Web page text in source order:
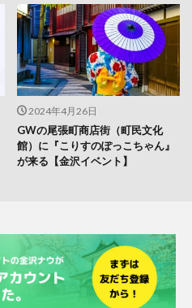
2024年4月26日
GWの尾張町商店街（町民文化
館）に『こりすのぽっこちゃん』
が来る【金沢イベント】